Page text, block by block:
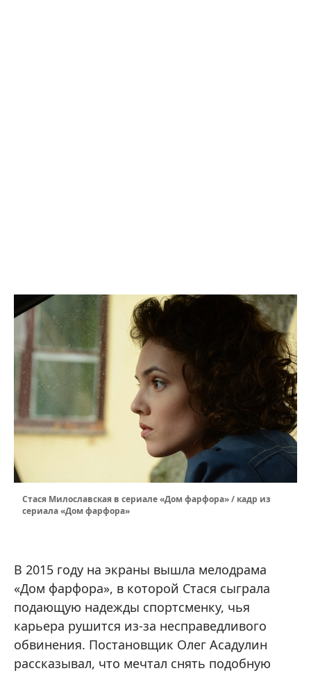
Стася Милославская в сериале «Дом фарфора» / кадр из
сериала «Дом фарфора»
В 2015 году на экраны вышла мелодрама
«Дом фарфора», в которой Стася сыграла
подающую надежды спортсменку, чья
карьера рушится из-за несправедливого
обвинения. Постановщик Олег Асадулин
рассказывал, что мечтал снять подобную